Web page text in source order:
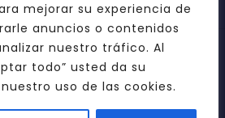
mejorar su experiencia de
anuncios o contenidos
nuestro tráfico. Al
todo” usted da su
uso de las cookies.
Diseño web: DOCE